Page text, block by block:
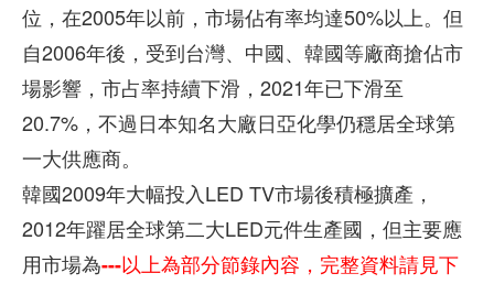
位，在2005年以前，市場佔有率均達50%以上。但
自2006年後，受到台灣、中國、韓國等廠商搶佔市
場影響，市占率持續下滑，2021年已下滑至
20.7%，不過日本知名大廠日亞化學仍穩居全球第
一大供應商。
韓國2009年大幅投入LED TV市場後積極擴產，
2012年躍居全球第二大LED元件生產國，但主要應
用市場為---以上為部分節錄內容，完整資料請見下